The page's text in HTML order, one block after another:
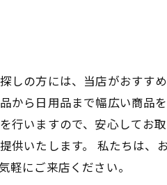
しの方には、当店がおすす
から日用品まで幅広い商品
行いますので、安心してお
供いたします。 私たちは
軽にご来店ください。